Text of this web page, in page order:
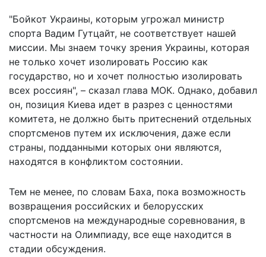
"Бойкот Украины, которым угрожал министр
спорта Вадим Гутцайт, не соответствует нашей
миссии. Мы знаем точку зрения Украины, которая
не только хочет изолировать Россию как
государство, но и хочет полностью изолировать
всех россиян", – сказал глава МОК. Однако, добавил
он, позиция Киева идет в разрез с ценностями
комитета, не должно быть притеснений отдельных
спортсменов путем их исключения, даже если
страны, подданными которых они являются,
находятся в конфликтом состоянии.
Тем не менее, по словам Баха, пока возможность
возвращения российских и белорусских
спортсменов на международные соревнования, в
частности на Олимпиаду, все еще находится в
стадии обсуждения.